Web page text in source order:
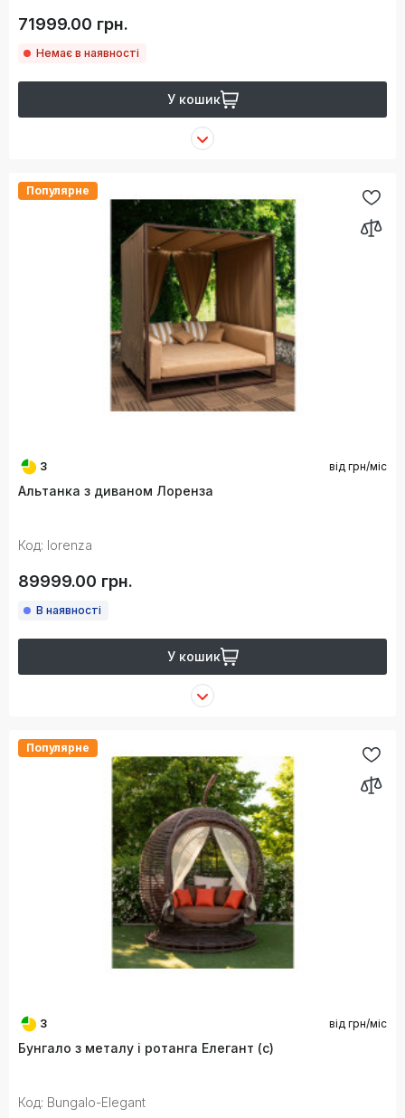
71999.00 грн.
Немає в наявності
У кошик
Популярне
3 від грн/міс
Альтанка з диваном Лоренза
Код: lorenza
89999.00 грн.
В наявності
У кошик
Популярне
3 від грн/міс
Бунгало з металу і ротанга Елегант (с)
Код: Bungalo-Elegant